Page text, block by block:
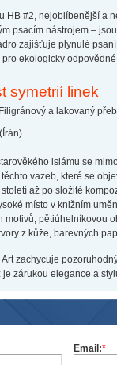
HB #2, nejoblíbenější a
psacím nástrojem –
zajišťuje plynulé
pro ekologicky
symetrií linek
Filigránový a lakovaný
islámu se
vazeb, které se
až po složité
místo v knižním
motivů, pětiúhelníkovou
z kůže, barevných
zachycuje
zárukou elegance a
Email:*